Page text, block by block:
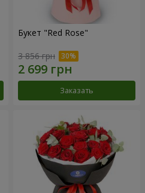
Букет "Red Rose"
3 856 грн
Заказать